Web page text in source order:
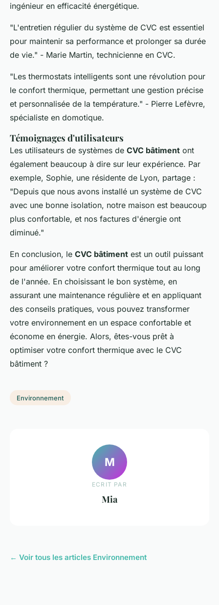
ingénieur en efficacité énergétique.
"L'entretien régulier du système de CVC est essentiel
pour maintenir sa performance et prolonger sa durée
de vie." - Marie Martin, technicienne en CVC.
"Les thermostats intelligents sont une révolution pour
le confort thermique, permettant une gestion précise
et personnalisée de la température." - Pierre Lefèvre,
spécialiste en domotique.
Témoignages d'utilisateurs
Les utilisateurs de systèmes de CVC bâtiment ont
également beaucoup à dire sur leur expérience. Par
exemple, Sophie, une résidente de Lyon, partage :
"Depuis que nous avons installé un système de CVC
avec une bonne isolation, notre maison est beaucoup
plus confortable, et nos factures d'énergie ont
diminué."
En conclusion, le CVC bâtiment est un outil puissant
pour améliorer votre confort thermique tout au long
de l'année. En choisissant le bon système, en
assurant une maintenance régulière et en appliquant
des conseils pratiques, vous pouvez transformer
votre environnement en un espace confortable et
économe en énergie. Alors, êtes-vous prêt à
optimiser votre confort thermique avec le CVC
bâtiment ?
Environnement
M
ECRIT PAR
Mia
← Voir tous les articles Environnement